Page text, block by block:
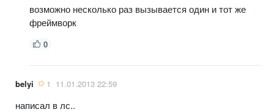
возможно несколько раз вызывается один и тот же
фреймворк
0
belyi 1 11.01.2013 22:59
написал в лс..